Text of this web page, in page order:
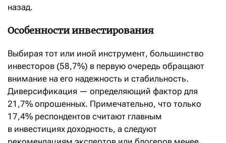
назад.
Особенности инвестирования
Выбирая тот или иной инструмент, большинство
инвесторов (58,7%) в первую очередь обращают
внимание на его надежность и стабильность.
Диверсификация — определяющий фактор для
21,7% опрошенных. Примечательно, что только
17,4% респондентов считают главным
в инвестициях доходность, а следуют